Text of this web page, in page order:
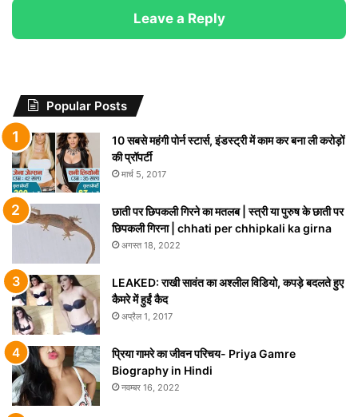
Leave a Reply
Popular Posts
10 सबसे महंगी पोर्न स्टार्स, इंडस्ट्री में काम कर बना ली करोड़ों
की प्रॉपर्टी
मार्च 5, 2017
छाती पर छिपकली गिरने का मतलब | स्त्री या पुरुष के छाती पर
छिपकली गिरना | chhati per chhipkali ka girna
अगस्त 18, 2022
LEAKED: राखी सावंत का अश्लील विडियो, कपड़े बदलते हुए
कैमरे में हुईं कैद
अप्रैल 1, 2017
प्रिया गामरे का जीवन परिचय- Priya Gamre
Biography in Hindi
नवम्बर 16, 2022